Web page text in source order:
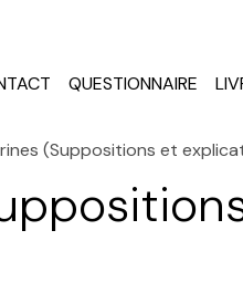
QUESTIONNAIRE
(Suppositions et